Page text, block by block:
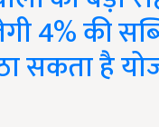
4% की
सकता है